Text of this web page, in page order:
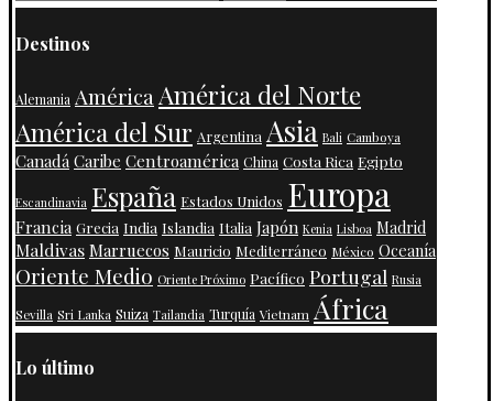
Destinos
Alemania AméricaAmérica del Norte
América del Sur Argentina Asia Bali Camboya
Canadá Caribe Centroamérica China Costa Rica Egipto
Escandinavia España Estados Unidos Europa
Francia Grecia India Islandia Italia Japón Kenia Lisboa Madrid
Maldivas Marruecos Mauricio Mediterráneo México Oceanía
Oriente Medio Oriente Próximo Pacífico Portugal Rusia
Sevilla Sri Lanka Suiza Tailandia Turquía Vietnam África
Lo último